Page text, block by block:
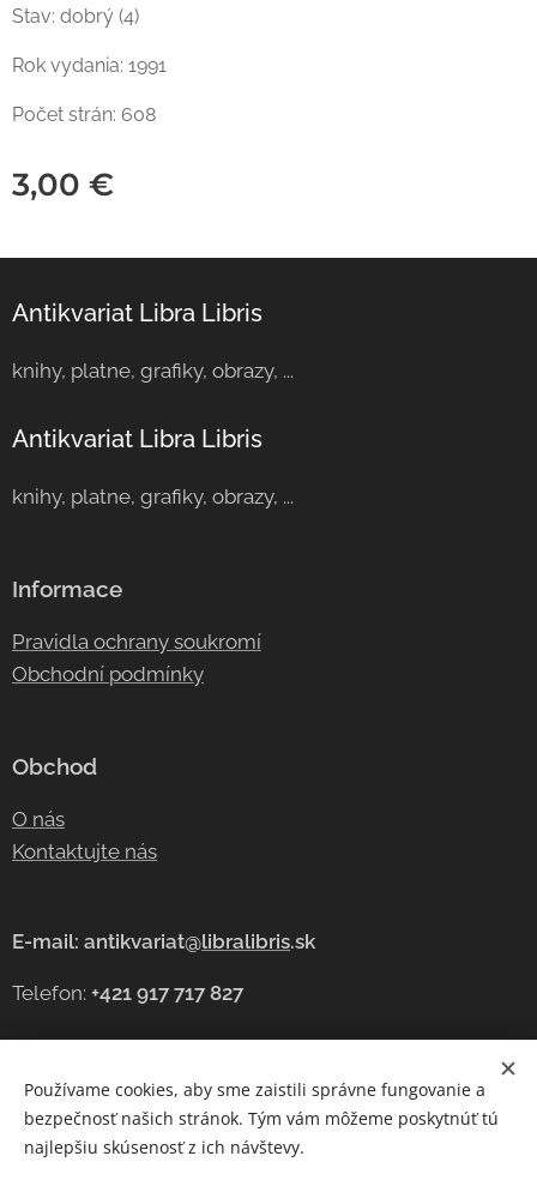
Stav: dobrý (4)
Rok vydania: 1991
Počet strán: 608
3,00 €
Antikvariat Libra Libris
knihy, platne, grafiky, obrazy, ...
Antikvariat Libra Libris
knihy, platne, grafiky, obrazy, ...
Informace
Pravidla ochrany soukromí
Obchodní podmínky
Obchod
O nás
Kontaktujte nás
E-mail: antikvariat@libralibris.sk
Telefon: +421 917 717 827
Cookies
Jazyky
Používame cookies, aby sme zaistili správne fungovanie a
bezpečnosť našich stránok. Tým vám môžeme poskytnúť tú
najlepšiu skúsenosť z ich návštevy.